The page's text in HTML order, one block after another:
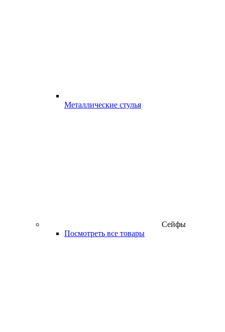
Металлические стулья
Сейфы
Посмотреть все товары